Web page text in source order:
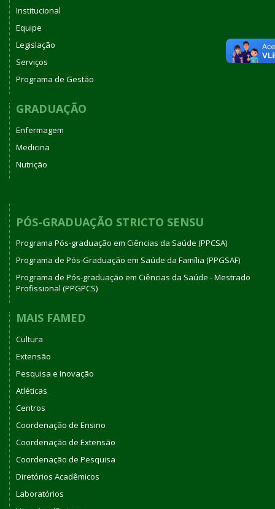
Institucional
Equipe
Legislação
Serviços
Programa de Gestão
GRADUAÇÃO
Enfermagem
Medicina
Nutrição
PÓS-GRADUAÇÃO STRICTO SENSU
Programa Pós-graduação em Ciências da Saúde (PPCSA)
Programa de Pós-Graduação em Saúde da Família (PPGSAF)
Programa de Pós-graduação em Ciências da Saúde - Mestrado
Profissional (PPGPCS)
MAIS FAMED
Cultura
Extensão
Pesquisa e Inovação
Atléticas
Centros
Coordenação de Ensino
Coordenação de Extensão
Coordenação de Pesquisa
Diretórios Acadêmicos
Laboratórios